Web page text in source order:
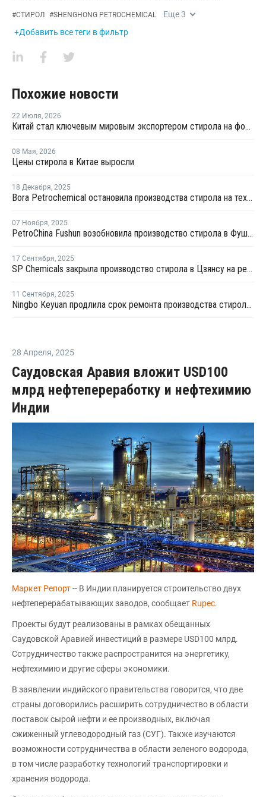
#СТИРОЛ #SHENGHONG PETROCHEMICAL Еще3
+Добавить все теги в фильтр
Похожие новости
22 Июля, 2026
Китай стал ключевым мировым экспортером стирола на фоне кризиса на Ближнем Востоке
08 Мая, 2026
Цены стирола в Китае выросли
18 Декабря, 2025
Bora Petrochemical остановила производства стирола на техническое обслуживание
07 Ноября, 2025
PetroChina Fushun возобновила производство стирола в Фушуне
17 Сентября, 2025
SP Chemicals закрыла производство стирола в Цзянсу на ремонт
11 Сентября, 2025
Ningbo Keyuan продлила срок ремонта производства стирола в Нинбо
28 Апреля, 2025
Саудовская Аравия вложит USD100
млрд нефтепереработку и нефтехимию
Индии
Маркет Репорт-- В Индии планируется строительство двух
нефтеперерабатывающих заводов, сообщает Rupec.
Проекты будут реализованы в рамках обещанных
Саудовской Аравией инвестиций в размере USD100 млрд.
Сотрудничество также распространится на энергетику,
нефтехимию и другие сферы экономики.
В заявлении индийского правительства говорится, что две
страны договорились расширить сотрудничество в области
поставок сырой нефти и ее производных, включая
сжиженный углеводородный газ (СУГ). Также изучаются
возможности сотрудничества в области зеленого водорода,
в том числе разработку технологий транспортировки и
хранения водорода.